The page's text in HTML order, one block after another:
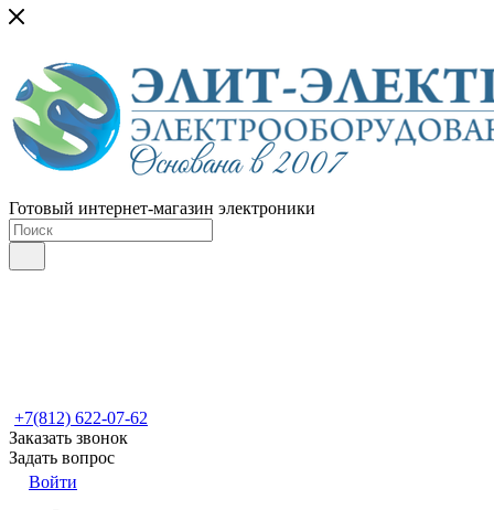
Готовый интернет-магазин электроники
+7(812) 622-07-62
Заказать звонок
Задать вопрос
Войти